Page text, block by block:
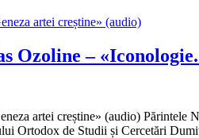
Ozoline –
artei creștine» (audio)
Ortodox de Studii și Cercetări